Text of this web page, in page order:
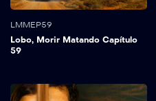
LMMEP59
Lobo, Morir Matando Capítulo
59